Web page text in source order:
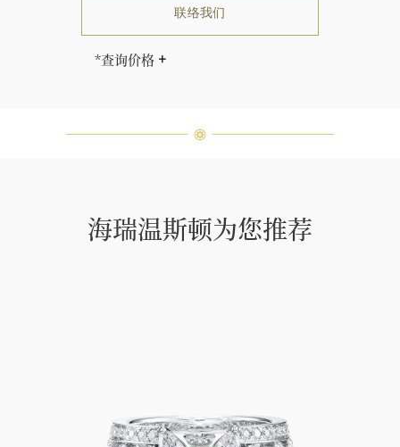
联络我们
*查询价格
宝石皆与众不同而采用独特镶嵌方
海瑞温斯顿为您推荐